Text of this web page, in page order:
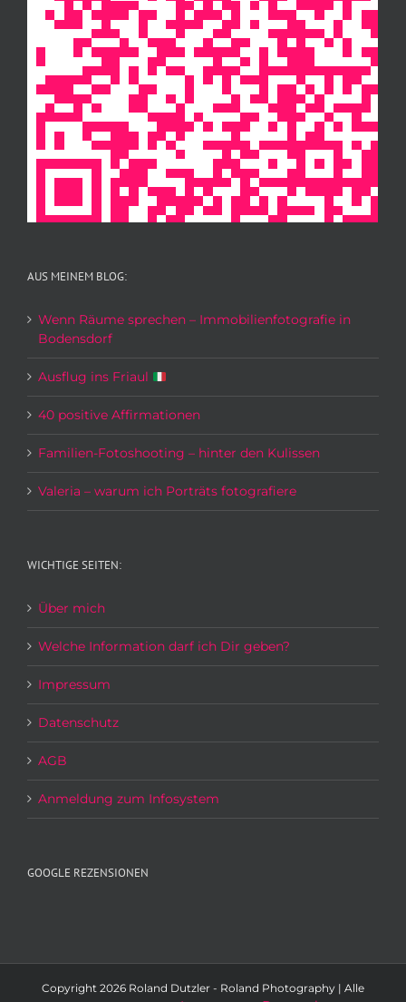
AUS MEINEM BLOG:
Wenn Räume sprechen – Immobilienfotografie in
Bodensdorf
Ausflug ins Friaul
40 positive Affirmationen
Familien-Fotoshooting – hinter den Kulissen
Valeria – warum ich Porträts fotografiere
WICHTIGE SEITEN:
Über mich
Welche Information darf ich Dir geben?
Impressum
Datenschutz
AGB
Anmeldung zum Infosystem
GOOGLE REZENSIONEN
Copyright 2026 Roland Dutzler - Roland Photography | Alle